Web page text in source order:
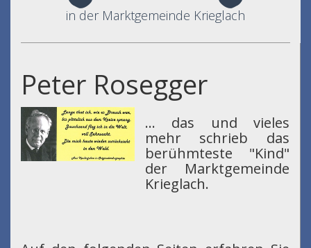
in der Marktgemeinde Krieglach
Peter Rosegger
... das und vieles
mehr schrieb das
berühmteste "Kind"
der Marktgemeinde
Krieglach.